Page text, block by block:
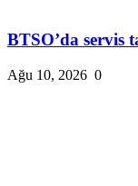
BTSO’da servis
Ağu 10, 2026 0